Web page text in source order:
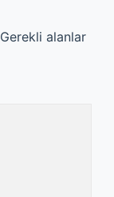
Gerekli alanlar